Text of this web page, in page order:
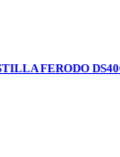
FERODO